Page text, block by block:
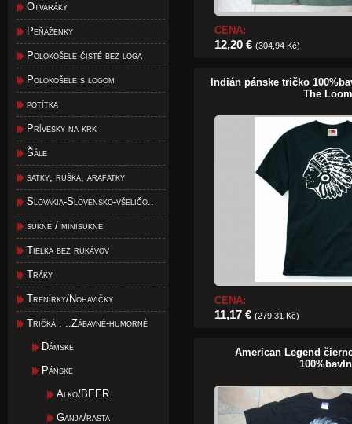
Otvaráky
Peňaženky
Polokošele čisté bez loga
Polokošele s logom
potítka
Prívesky na krk
Šále
satky, rúška, arafatky
Slovakia-Slovensko-všeličo..
sukne / minisukne
Tielka bez rukávov
Tráky
Trenírky/Nohavičky
Tričká . ..Zábavné-humorné
Dámske
Pánske
Alko/BEER
Ganja/rasta
CENA:
12,20 € (304,94 Kč)
Indián pánske tričko
The
CENA:
11,17 € (279,31 Kč)
American Legend